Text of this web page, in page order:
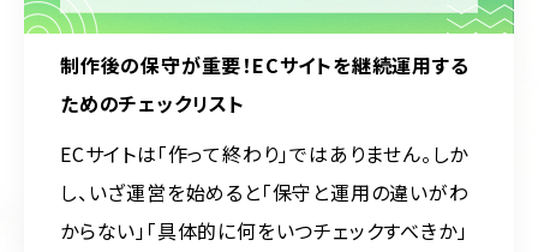
制作後の保守が重要！ECサイトを継続運用する
ためのチェックリスト
ECサイトは「作って終わり」ではありません。しか
し、いざ運営を始めると「保守と運用の違いがわ
からない」「具体的に何をいつチェックすべきか」